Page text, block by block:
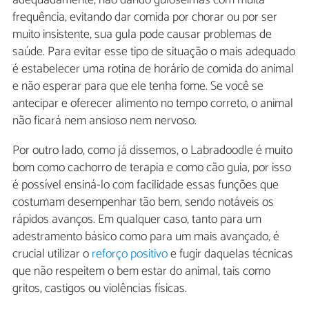
frequência, evitando dar comida por chorar ou por ser
muito insistente, sua gula pode causar problemas de
saúde. Para evitar esse tipo de situação o mais adequado
é estabelecer uma rotina de horário de comida do animal
e não esperar para que ele tenha fome. Se você se
antecipar e oferecer alimento no tempo correto, o animal
não ficará nem ansioso nem nervoso.
Por outro lado, como já dissemos, o Labradoodle é muito
bom como cachorro de terapia e como cão guia, por isso
é possível ensiná-lo com facilidade essas funções que
costumam desempenhar tão bem, sendo notáveis os
rápidos avanços. Em qualquer caso, tanto para um
adestramento básico como para um mais avançado, é
crucial utilizar oreforço positivoe fugir daquelas técnicas
que não respeitem o bem estar do animal, tais como
gritos, castigos ou violências físicas.